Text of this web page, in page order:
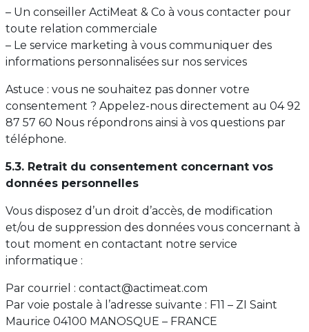
– Un conseiller ActiMeat & Co à vous contacter pour
toute relation commerciale
– Le service marketing à vous communiquer des
informations personnalisées sur nos services
Astuce : vous ne souhaitez pas donner votre
consentement ? Appelez-nous directement au 04 92
87 57 60 Nous répondrons ainsi à vos questions par
téléphone.
5.3. Retrait du consentement concernant vos
données personnelles
Vous disposez d’un droit d’accès, de modification
et/ou de suppression des données vous concernant à
tout moment en contactant notre service
informatique :
Par courriel : contact@actimeat.com
Par voie postale à l’adresse suivante : F11 – ZI Saint
Maurice 04100 MANOSQUE – FRANCE